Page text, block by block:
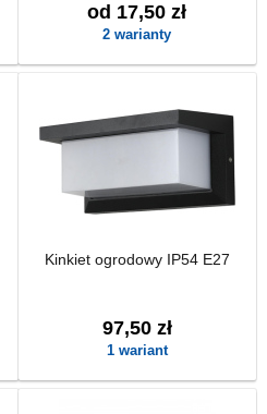
od 17,50 zł
2 warianty
Kinkiet ogrodowy IP54 E27
97,50 zł
1 wariant